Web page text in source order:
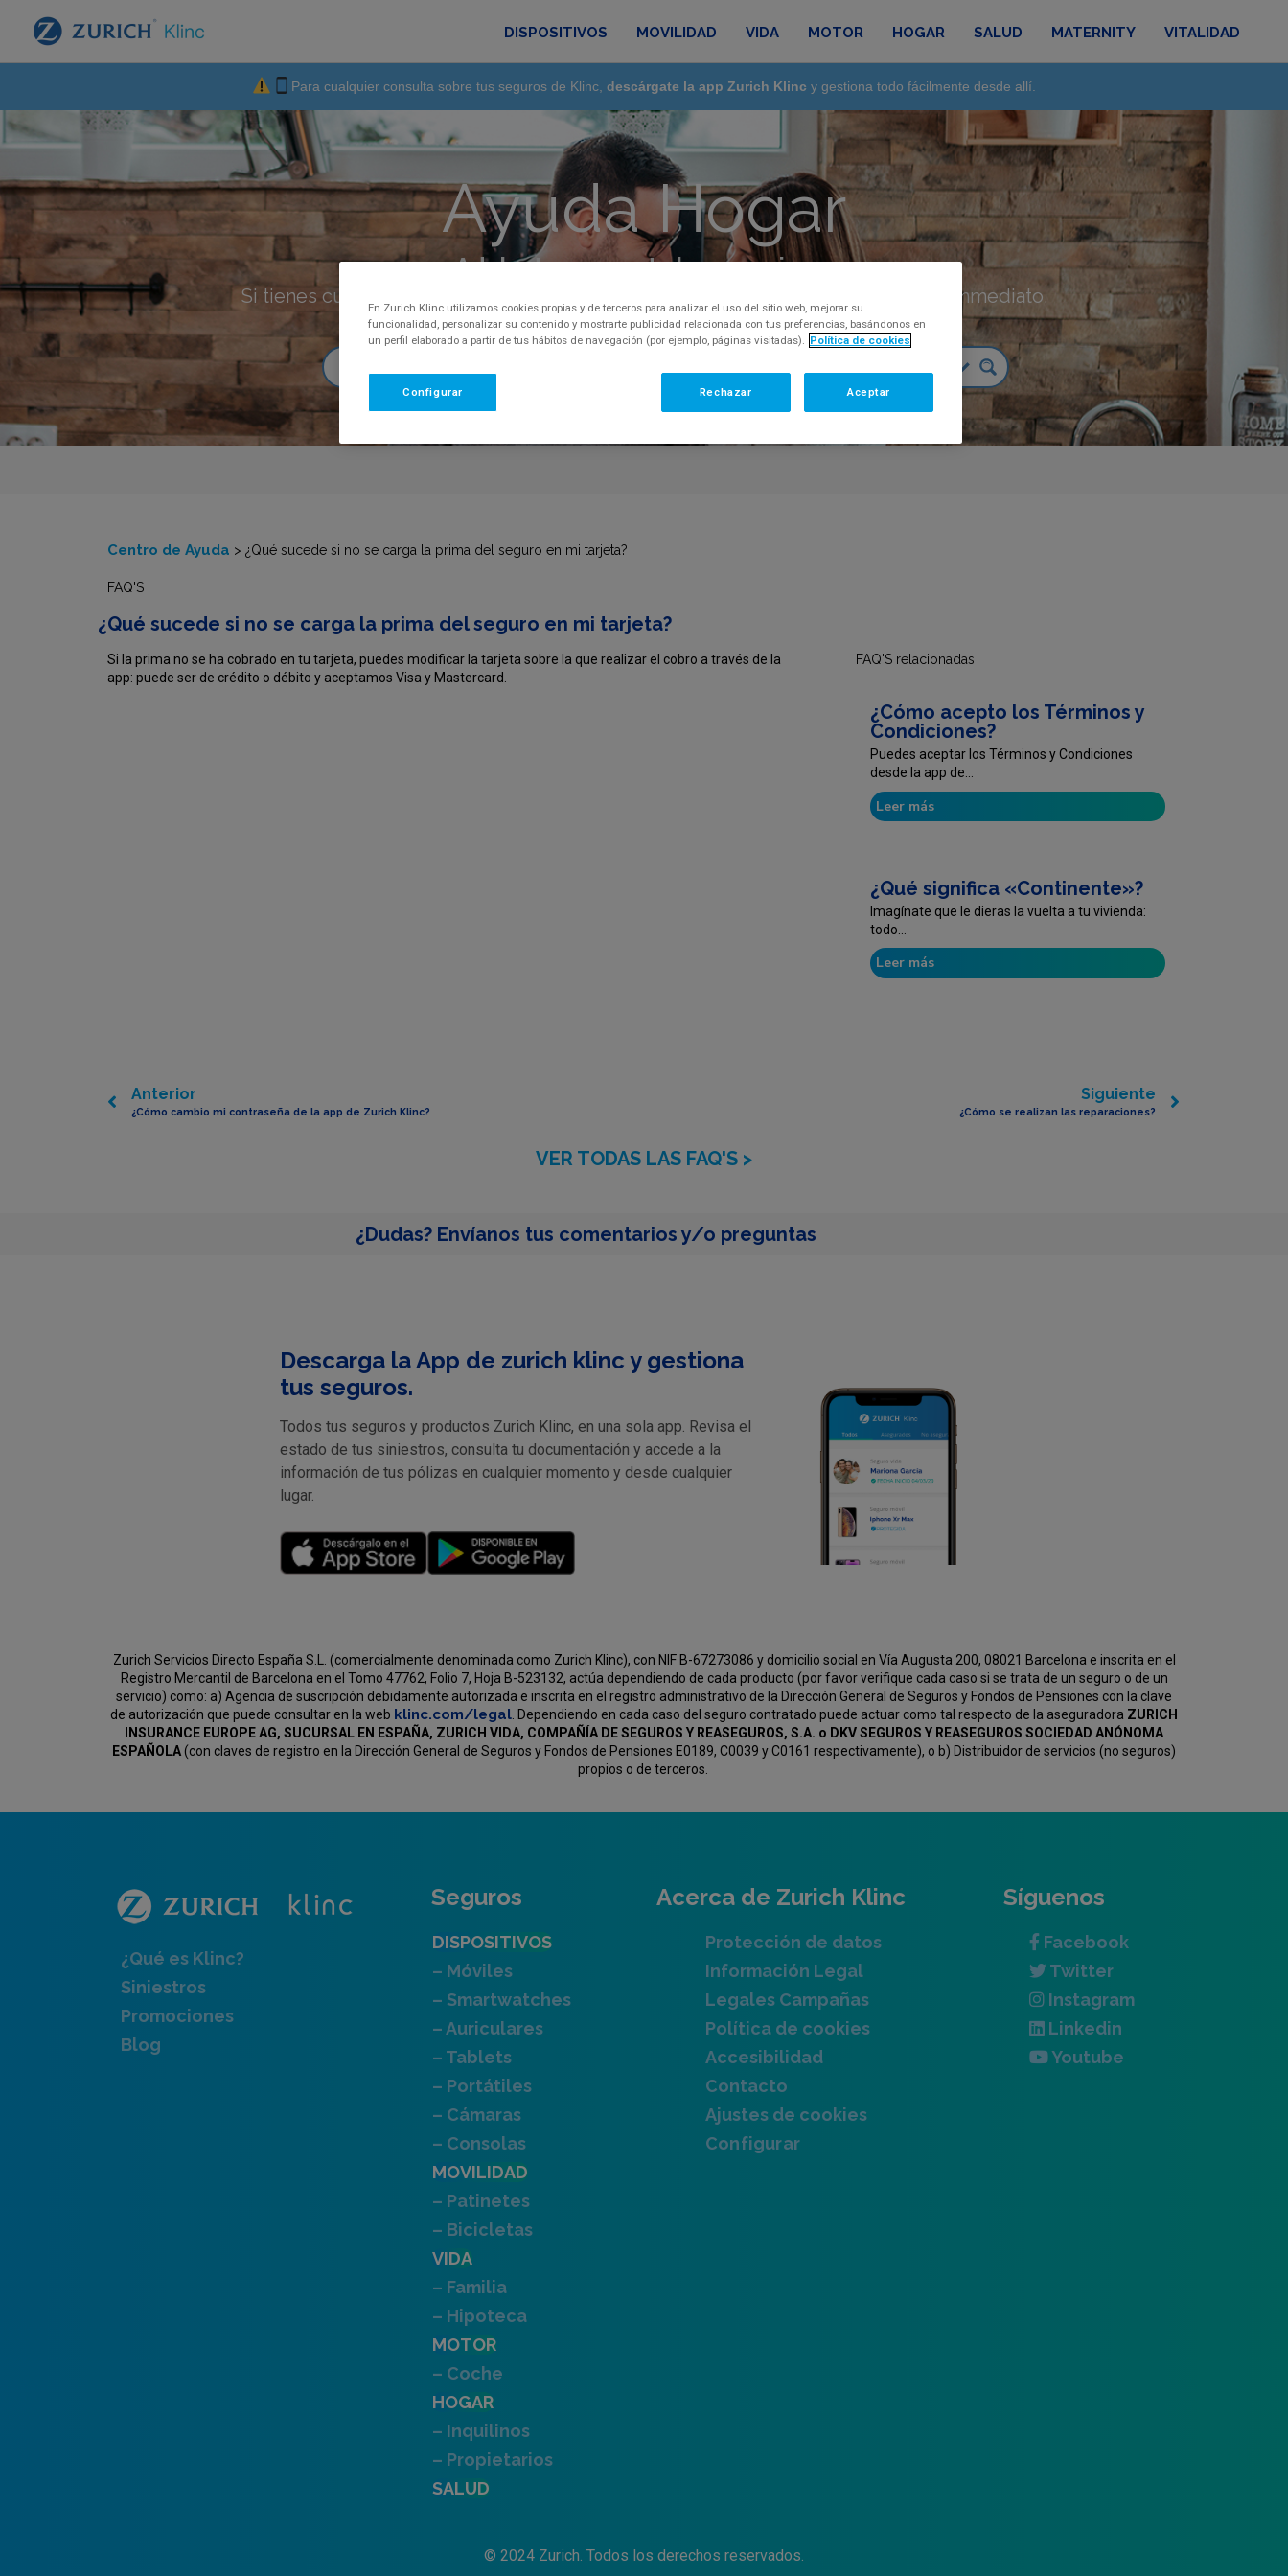
DISPOSITIVOS MOVILIDAD VIDA MOTOR HOGAR SALUD MATERNITY VITALIDAD
Para cualquier consulta sobre tus seguros de Klinc, descárgate la app Zurich Klinc y gestiona todo fácilmente desde allí.
Ayuda Hogar
Adelante, pregunta lo que quieras
Si tienes cualquier pregunta, inquietud o comentario, por favor, contáctanos de inmediato.
Centro de Ayuda > ¿Qué sucede si no se carga la prima del seguro en mi tarjeta?
FAQ'S
¿Qué sucede si no se carga la prima del seguro en mi tarjeta?
Si la prima no se ha cobrado en tu tarjeta, puedes modificar la tarjeta sobre la que realizar el cobro a través de la
app: puede ser de crédito o débito y aceptamos Visa y Mastercard.
FAQ'S relacionadas
¿Cómo acepto los Términos y
Condiciones?
Puedes aceptar los Términos y Condiciones
desde la app de...
Leer más
¿Qué significa «Continente»?
Imagínate que le dieras la vuelta a tu vivienda:
todo...
Leer más
Anterior
¿Cómo cambio mi contraseña de la app de Zurich Klinc?
Siguiente
¿Cómo se realizan las reparaciones?
VER TODAS LAS FAQ'S >
¿Dudas? Envíanos tus comentarios y/o preguntas
Descarga la App de zurich klinc y gestiona
tus seguros.
Todos tus seguros y productos Zurich Klinc, en una sola app. Revisa el
estado de tus siniestros, consulta tu documentación y accede a la
información de tus pólizas en cualquier momento y desde cualquier
lugar.
Zurich Servicios Directo España S.L. (comercialmente denominada como Zurich Klinc), con NIF B-67273086 y domicilio social en Vía Augusta 200, 08021 Barcelona e inscrita en el
Registro Mercantil de Barcelona en el Tomo 47762, Folio 7, Hoja B-523132, actúa dependiendo de cada producto (por favor verifique cada caso si se trata de un seguro o de un
servicio) como: a) Agencia de suscripción debidamente autorizada e inscrita en el registro administrativo de la Dirección General de Seguros y Fondos de Pensiones con la clave
de autorización que puede consultar en la web klinc.com/legal. Dependiendo en cada caso del seguro contratado puede actuar como tal respecto de la aseguradora ZURICH
INSURANCE EUROPE AG, SUCURSAL EN ESPAÑA, ZURICH VIDA, COMPAÑÍA DE SEGUROS Y REASEGUROS, S.A. o DKV SEGUROS Y REASEGUROS SOCIEDAD ANÓNOMA
ESPAÑOLA(con claves de registro en la Dirección General de Seguros y Fondos de Pensiones E0189, C0039 y C0161 respectivamente), o b) Distribuidor de servicios (no seguros)
propios o de terceros.
¿Qué es Klinc?
Siniestros
Promociones
Blog
Seguros
DISPOSITIVOS
– Móviles
– Smartwatches
– Auriculares
– Tablets
– Portátiles
– Cámaras
– Consolas
MOVILIDAD
– Patinetes
– Bicicletas
VIDA
– Familia
– Hipoteca
MOTOR
– Coche
HOGAR
– Inquilinos
– Propietarios
SALUD
Acerca de Zurich Klinc
Protección de datos
Información Legal
Legales Campañas
Política de cookies
Accesibilidad
Contacto
Ajustes de cookies
Configurar
Síguenos
Facebook
Twitter
Instagram
Linkedin
Youtube
© 2024 Zurich. Todos los derechos reservados.
En Zurich Klinc utilizamos cookies propias y de terceros para analizar el uso del sitio web, mejorar su
funcionalidad, personalizar su contenido y mostrarte publicidad relacionada con tus preferencias, basándonos en
un perfil elaborado a partir de tus hábitos de navegación (por ejemplo, páginas visitadas).
Política de cookies
Rechazar Aceptar
Configurar